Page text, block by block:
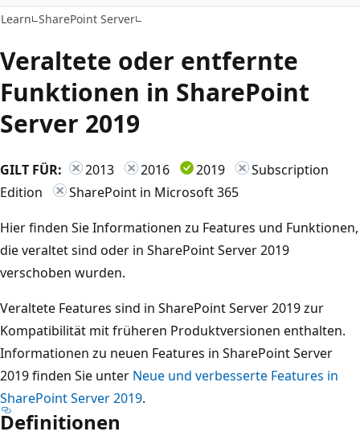
Learn SharePoint Server
Veraltete oder entfernte
Funktionen in SharePoint
Server 2019
GILT FÜR: 2013 2016 2019
Subscription
Edition
SharePoint in Microsoft 365
Hier finden Sie Informationen zu Features und Funktionen,
die veraltet sind oder in SharePoint Server 2019
verschoben wurden.
Veraltete Features sind in SharePoint Server 2019 zur
Kompatibilität mit früheren Produktversionen enthalten.
Informationen zu neuen Features in SharePoint Server
2019 finden Sie unter Neue und verbesserte Features in
SharePoint Server 2019.
Definitionen